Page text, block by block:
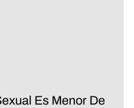
Es Menor De